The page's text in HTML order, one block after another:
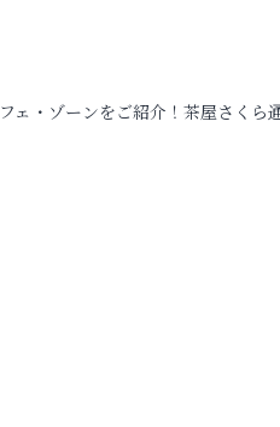
ェ・ゾーンをご紹介！茶屋さくら